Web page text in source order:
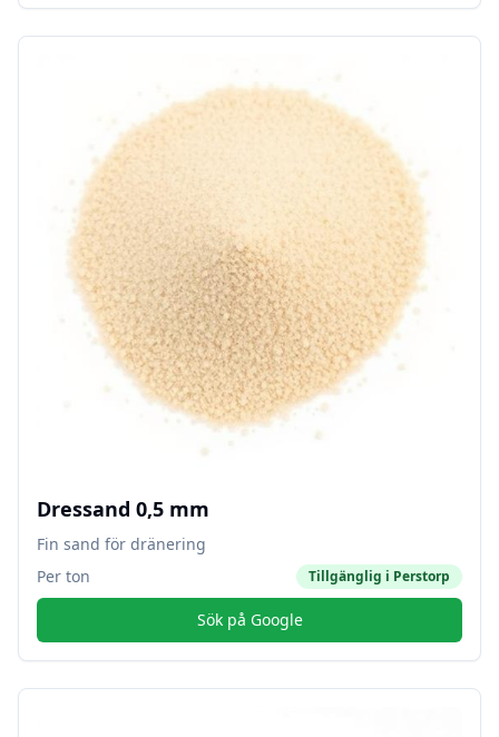
Dressand 0,5 mm
Fin sand för dränering
Per ton
Tillgänglig i Perstorp
Sök på Google